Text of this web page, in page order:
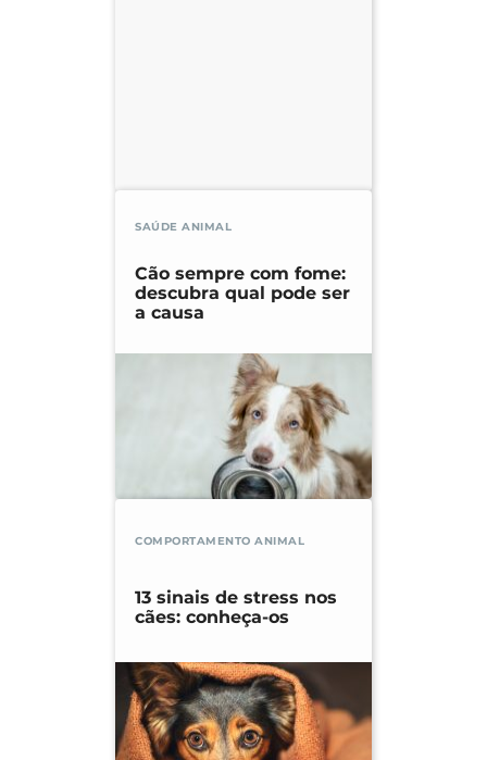
SAÚDE ANIMAL
Cão sempre com fome:
descubra qual pode ser
a causa
COMPORTAMENTO ANIMAL
13 sinais de stress nos
cães: conheça-os